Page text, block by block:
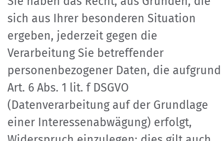
sich aus Ihrer besonderen Situation
ergeben, jederzeit gegen die
Verarbeitung Sie betreffender
personenbezogener Daten, die aufgrund
Art. 6 Abs. 1 lit. f DSGVO
(Datenverarbeitung auf der Grundlage
einer Interessenabwägung) erfolgt,